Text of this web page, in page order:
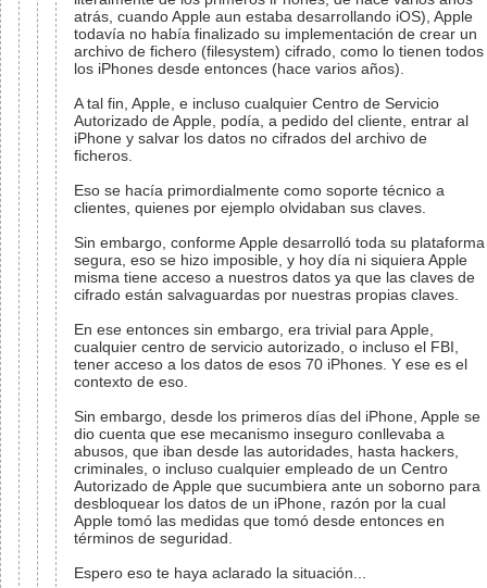
atrás, cuando Apple aun estaba desarrollando iOS), Apple
todavía no había finalizado su implementación de crear un
archivo de fichero (filesystem) cifrado, como lo tienen todos
los iPhones desde entonces (hace varios años).
A tal fin, Apple, e incluso cualquier Centro de Servicio
Autorizado de Apple, podía, a pedido del cliente, entrar al
iPhone y salvar los datos no cifrados del archivo de
ficheros.
Eso se hacía primordialmente como soporte técnico a
clientes, quienes por ejemplo olvidaban sus claves.
Sin embargo, conforme Apple desarrolló toda su plataforma
segura, eso se hizo imposible, y hoy día ni siquiera Apple
misma tiene acceso a nuestros datos ya que las claves de
cifrado están salvaguardas por nuestras propias claves.
En ese entonces sin embargo, era trivial para Apple,
cualquier centro de servicio autorizado, o incluso el FBI,
tener acceso a los datos de esos 70 iPhones. Y ese es el
contexto de eso.
Sin embargo, desde los primeros días del iPhone, Apple se
dio cuenta que ese mecanismo inseguro conllevaba a
abusos, que iban desde las autoridades, hasta hackers,
criminales, o incluso cualquier empleado de un Centro
Autorizado de Apple que sucumbiera ante un soborno para
desbloquear los datos de un iPhone, razón por la cual
Apple tomó las medidas que tomó desde entonces en
términos de seguridad.
Espero eso te haya aclarado la situación...